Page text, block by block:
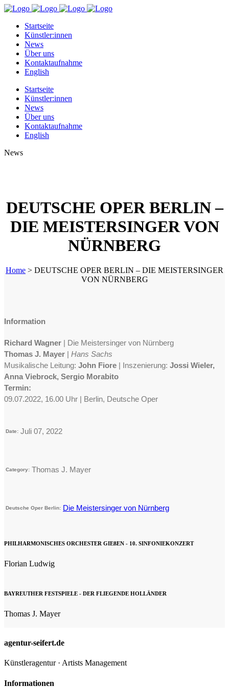
Startseite
Künstler:innen
News
Über uns
Kontaktaufnahme
English
Startseite
Künstler:innen
News
Über uns
Kontaktaufnahme
English
News
DEUTSCHE OPER BERLIN –
DIE MEISTERSINGER VON
NÜRNBERG
Home > DEUTSCHE OPER BERLIN – DIE MEISTERSINGER
VON NÜRNBERG
Information
Richard Wagner | Die Meistersinger von Nürnberg
Thomas J. Mayer | Hans Sachs
Musikalische Leitung: John Fiore | Inszenierung: Jossi Wieler,
Anna Viebrock, Sergio Morabito
Termin:
09.07.2022, 16.00 Uhr | Berlin, Deutsche Oper
Date: Juli 07, 2022
Category: Thomas J. Mayer
Deutsche Oper Berlin: Die Meistersinger von Nürnberg
PHILHARMONISCHES ORCHESTER GIEßEN - 10. SINFONIEKONZERT
Florian Ludwig
BAYREUTHER FESTSPIELE - DER FLIEGENDE HOLLÄNDER
Thomas J. Mayer
agentur-seifert.de
Künstleragentur · Artists Management
Informationen